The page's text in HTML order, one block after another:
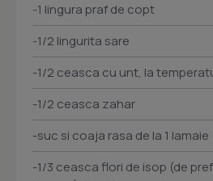
-1 lingura praf de copt
-1/2 lingurita sare
-1/2 ceasca cu unt, la
-1/2 ceasca zahar
-suc si coaja rasa de la 1 lamaie
-1/3 ceasca flori de isop (de